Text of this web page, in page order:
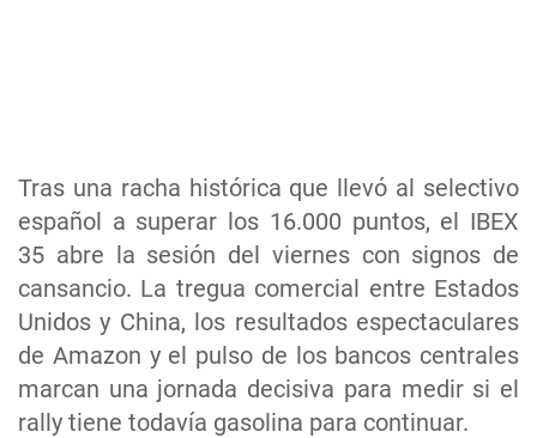
Tras una racha histórica que llevó al selectivo
español a superar los 16.000 puntos, el IBEX
35 abre la sesión del viernes con signos de
cansancio. La tregua comercial entre Estados
Unidos y China, los resultados espectaculares
de Amazon y el pulso de los bancos centrales
marcan una jornada decisiva para medir si el
rally tiene todavía gasolina para continuar.